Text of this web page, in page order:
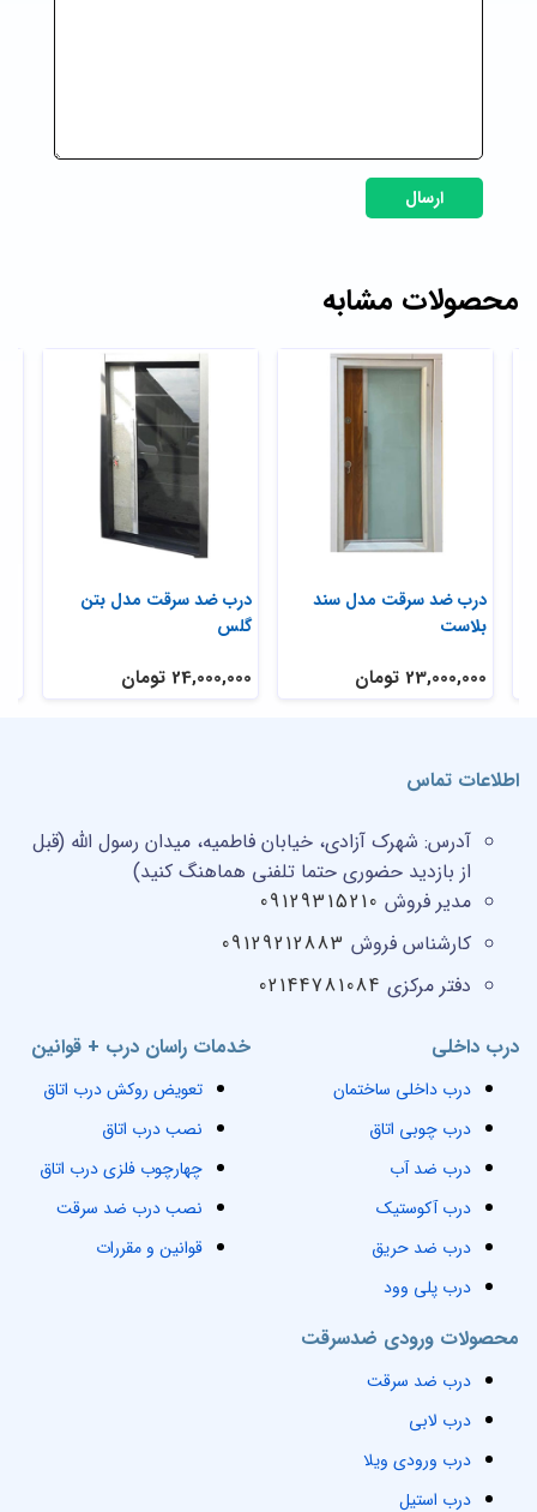
ارسال
محصولات مشابه
درب ضد سرقت مدل بتن
گلس
24,000,000 تومان
درب ضد سرقت مدل سند
بلاست
23,000,000 تومان
خدمات راسان درب + قوانین
تعویض روکش درب اتاق
نصب درب اتاق
چهارچوب فلزی درب اتاق
نصب درب ضد سرقت
قوانین و مقررات
محصولات ورودی ضدسرقت
درب ضد سرقت
درب لابی
درب ورودی ویلا
درب استیل
درب داخلی
درب داخلی ساختمان
درب چوبی اتاق
درب ضد آب
درب آکوستیک
درب ضد حریق
درب پلی وود
اطلاعات تماس
آدرس: شهرک آزادی، خیابان فاطمیه، میدان رسول الله (قبل
از بازدید حضوری حتما تلفنی هماهنگ کنید)
مدیر فروش 09129315210
کارشناس فروش 09129212883
دفتر مرکزی 02144781084